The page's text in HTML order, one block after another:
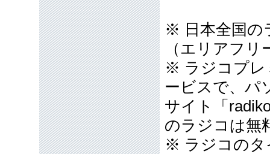
※ 日本全国の
（エリアフ
※ ラジコプレ
ービスで、パ
サイト「
のラジコは無
※ ラジコのタ